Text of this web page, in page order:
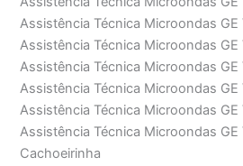
Assistência Técnica Microondas GE
Assistência Técnica Microondas GE
Assistência Técnica Microondas GE
Assistência Técnica Microondas GE
Assistência Técnica Microondas GE
Assistência Técnica Microondas GE
Cachoeirinha